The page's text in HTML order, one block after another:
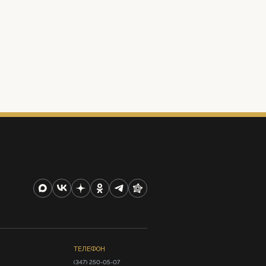
ТЕЛЕФОН
(347) 250-05-07